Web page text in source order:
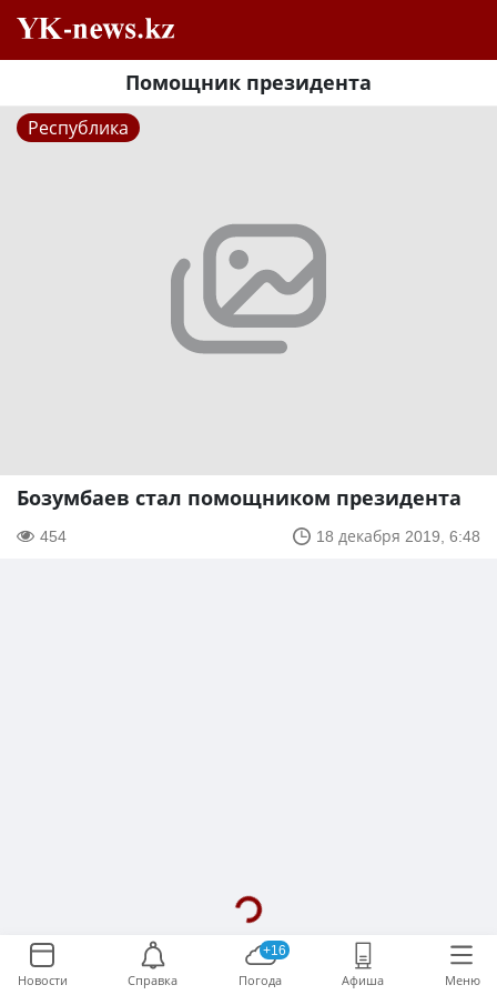
Помощник президента
Республика
Бозумбаев стал помощником президента
454 18 декабря 2019, 6:48
Новости Справка
+16
Погода Афиша Меню